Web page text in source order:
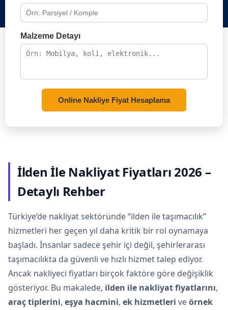
Malzeme Detayı
Online Nakliye Fiyat Hesaplama
İlden İle Nakliyat Fiyatları 2026 –
Detaylı Rehber
Türkiye’de nakliyat sektöründe “ilden ile taşımacılık”
hizmetleri her geçen yıl daha kritik bir rol oynamaya
başladı. İnsanlar sadece şehir içi değil, şehirlerarası
taşımacılıkta da güvenli ve hızlı hizmet talep ediyor.
Ancak nakliyeci fiyatları birçok faktöre göre değişiklik
gösteriyor. Bu makalede, ilden ile nakliyat fiyatlarını,
araç tiplerini, eşya hacmini, ek hizmetleri veörnek